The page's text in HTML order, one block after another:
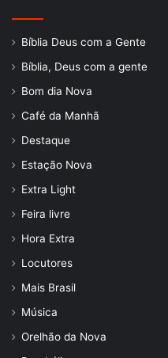
Bíblia Deus com a Gente
Bíblia, Deus com a gente
Bom dia Nova
Café da Manhã
Destaque
Estação Nova
Extra Light
Feira livre
Hora Extra
Locutores
Mais Brasil
Música
Orelhão da Nova